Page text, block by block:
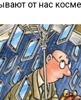
от нас